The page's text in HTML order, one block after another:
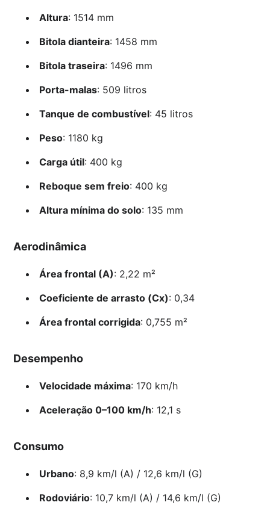
Altura: 1514 mm
Bitola dianteira: 1458 mm
Bitola traseira: 1496 mm
Porta-malas: 509 litros
Tanque de combustível: 45 litros
Peso: 1180 kg
Carga útil: 400 kg
Reboque sem freio: 400 kg
Altura mínima do solo: 135 mm
Aerodinâmica
Área frontal (A): 2,22 m²
Coeficiente de arrasto (Cx): 0,34
Área frontal corrigida: 0,755 m²
Desempenho
Velocidade máxima: 170 km/h
Aceleração 0–100 km/h: 12,1 s
Consumo
Urbano: 8,9 km/l (A) / 12,6 km/l (G)
Rodoviário: 10,7 km/l (A) / 14,6 km/l (G)